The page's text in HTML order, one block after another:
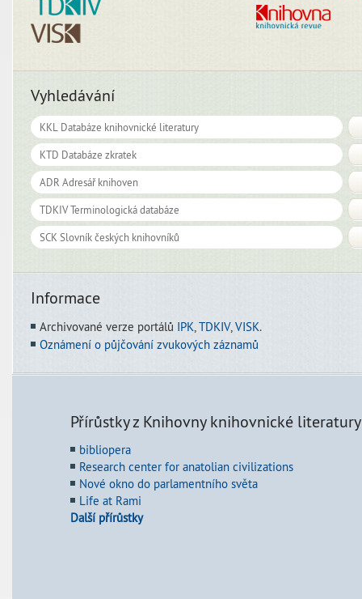
Vyhledávání
Informace
Archivované verze portálů IPK TDKIV, VISK.
Oznámení o půjčování zvukových záznamů
Přírůstky z Knihovny knihovnické literatury
bibliopera
Research center for anatolian civilizations
Nové okno do parlamentního světa
Life at Rami
Další přírůstky